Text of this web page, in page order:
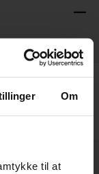
Om
til at